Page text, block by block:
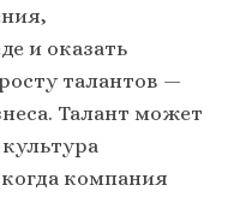
и оказать
талантов —
Талант может
компания